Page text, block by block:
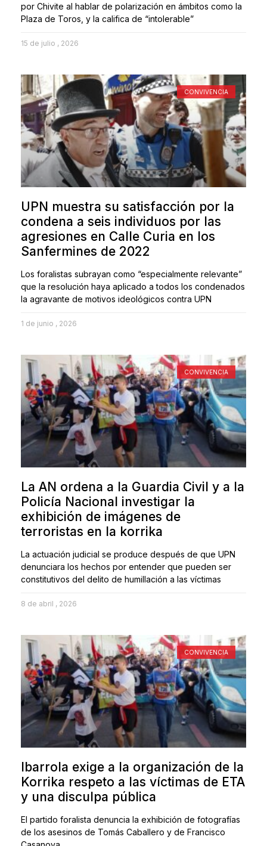
por Chivite al hablar de polarización en ámbitos como la
Plaza de Toros, y la califica de “intolerable”
15 de julio , 2026
CONVIVENCIA
UPN muestra su satisfacción por la
condena a seis individuos por las
agresiones en Calle Curia en los
Sanfermines de 2022
Los foralistas subrayan como “especialmente relevante”
que la resolución haya aplicado a todos los condenados
la agravante de motivos ideológicos contra UPN
1 de junio , 2026
CONVIVENCIA
La AN ordena a la Guardia Civil y a la
Policía Nacional investigar la
exhibición de imágenes de
terroristas en la korrika
La actuación judicial se produce después de que UPN
denunciara los hechos por entender que pueden ser
constitutivos del delito de humillación a las víctimas
8 de abril , 2026
CONVIVENCIA
Ibarrola exige a la organización de la
Korrika respeto a las víctimas de ETA
y una disculpa pública
El partido foralista denuncia la exhibición de fotografías
de los asesinos de Tomás Caballero y de Francisco